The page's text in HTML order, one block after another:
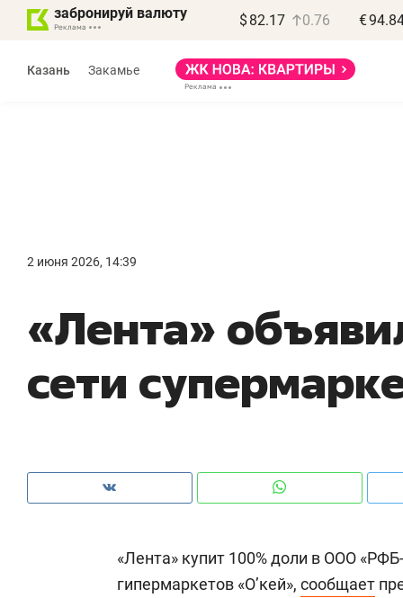
забронируй валюту $ 82.17 0.76 €
Казань Закамье
2 июня 2026, 14:39
«Лента»
сети
«Лента» купит 100% доли в ООО
гипермаркетов «О’кей», сообщает
правил, бизнес может
потерять минимум
Как бизнесу выйти на зарубежные